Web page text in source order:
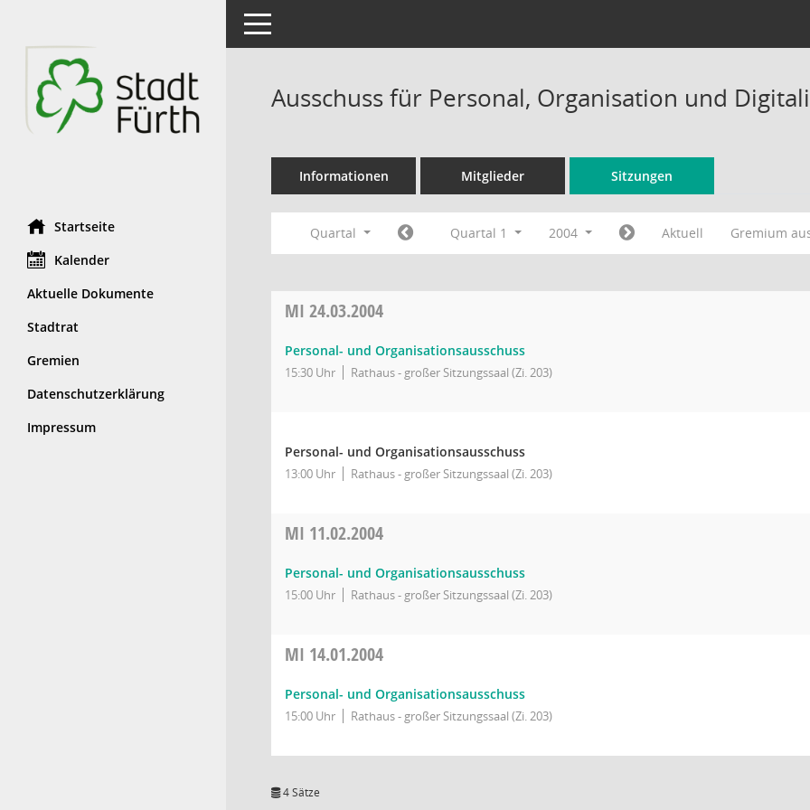
Startseite
Kalender
Aktuelle Dokumente
Stadtrat
Gremien
Datenschutzerklärung
Impressum
Toggle navigation
Ausschuss für Personal, Organisation und
Informationen Mitglieder Sitzungen
Quartal Quartal 1 2004 Aktuell Gremium
MI 24.03.2004
Personal- und Organisationsausschuss
15:30 Uhr Rathaus - großer Sitzungssaal (Zi. 203)
Personal- und Organisationsausschuss
13:00 Uhr Rathaus - großer Sitzungssaal (Zi. 203)
MI 11.02.2004
Personal- und Organisationsausschuss
15:00 Uhr Rathaus - großer Sitzungssaal (Zi. 203)
MI 14.01.2004
Personal- und Organisationsausschuss
15:00 Uhr Rathaus - großer Sitzungssaal (Zi. 203)
4 Sätze